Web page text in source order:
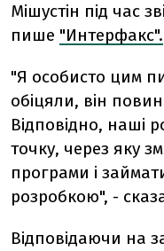
Мішустін під час
пише "Интерфакс".
"Я особисто цим
обіцяли, він
Відповідно, наші
точку, через яку
програми і
розробкою", -
Відповідаючи на